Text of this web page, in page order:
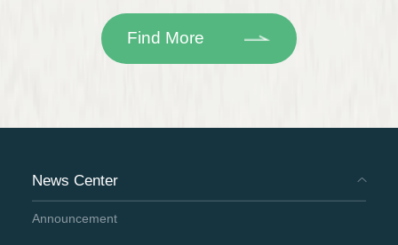
Find More
News Center
Announcement